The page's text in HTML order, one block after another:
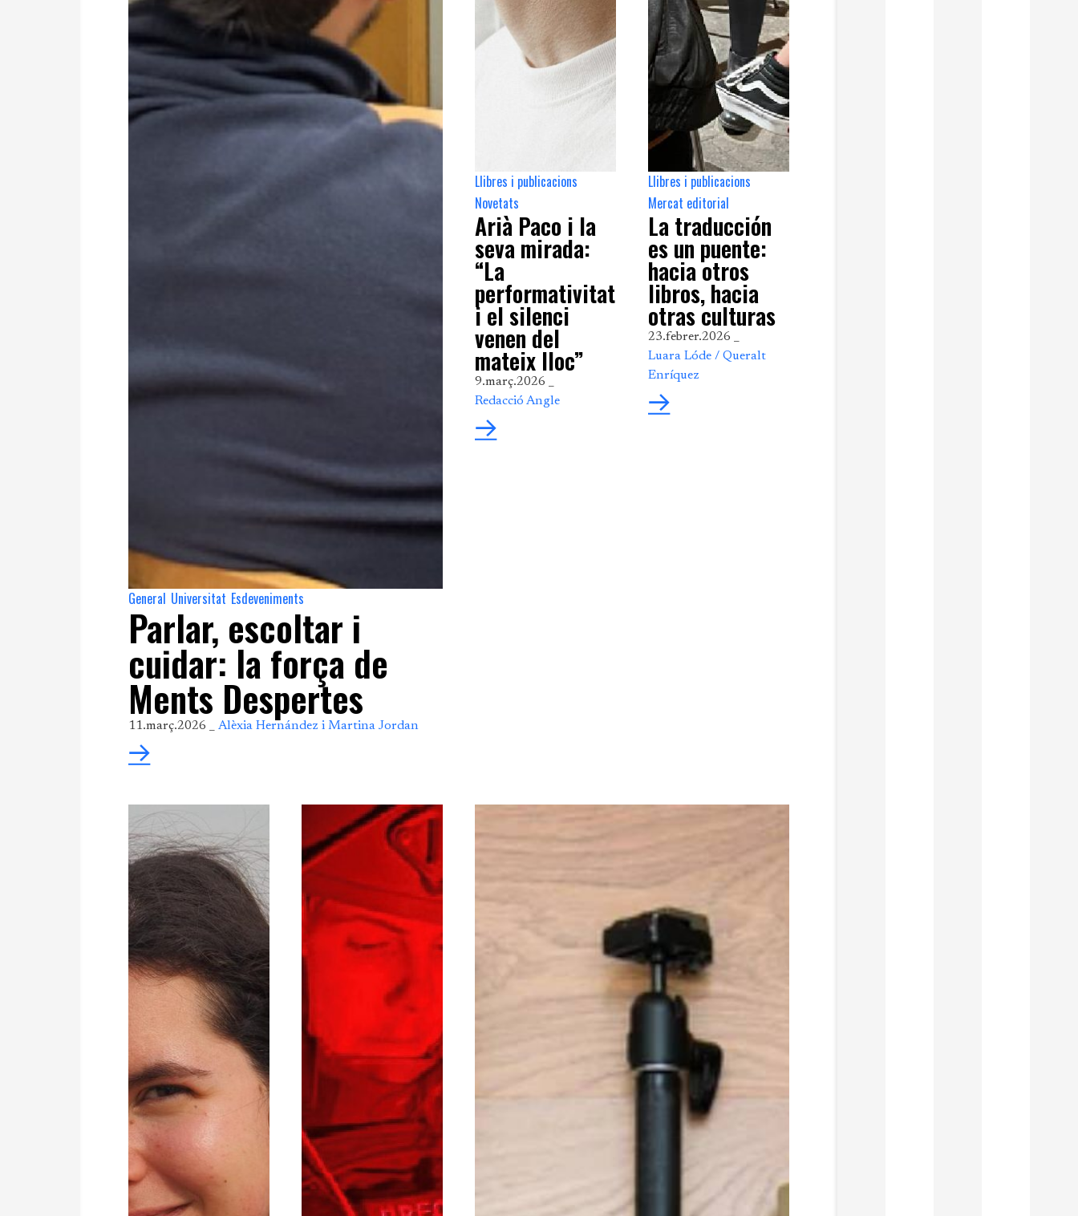
General Universitat Esdeveniments
Parlar, escoltar i
cuidar: la força de
Ments Despertes
11.març.2026 _ Alèxia Hernández i Martina Jordan
Llibres i publicacions
Novetats
Arià Paco i la
seva mirada:
“La
performativitat
i el silenci
venen del
mateix lloc”
9.març.2026 _
Redacció Angle
Llibres i publicacions
Mercat editorial
La traducción
es un puente:
hacia otros
libros, hacia
otras culturas
23.febrer.2026 _
Luara Lóde / Queralt
Enríquez